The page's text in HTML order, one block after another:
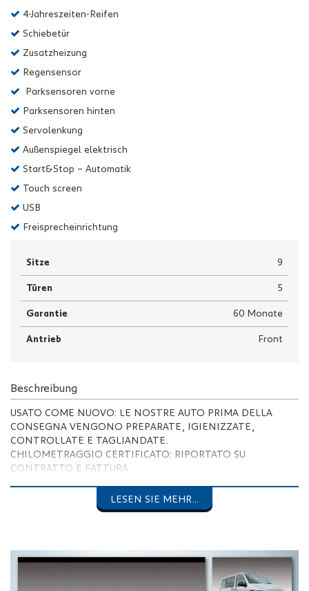
4-Jahreszeiten-Reifen
Schiebetür
Zusatzheizung
Regensensor
Parksensoren vorne
Parksensoren hinten
Servolenkung
Außenspiegel elektrisch
Start&Stop – Automatik
Touch screen
USB
Freisprecheinrichtung
Sitze 9
Türen 5
Garantie 60 Monate
Antrieb Front
Beschreibung
USATO COME NUOVO: LE NOSTRE AUTO PRIMA DELLA
CONSEGNA VENGONO PREPARATE, IGIENIZZATE,
CONTROLLATE E TAGLIANDATE.
CHILOMETRAGGIO CERTIFICATO: RIPORTATO SU
CONTRATTO E FATTURA.
GARANZIA EUROPEA.
SOLUZIONI FINANZIARIE SU MISURA: FINANZIAMENTO
SE SIETE INTERESSATI AD UNA PRIMA VALUTAZIONE
DELLA VOSTRA VETTURA SENZA IMPEGNO, BASTERÀ
COMUNICARCI MARCA, MODELLO, VERSIONE, MESE, ANNO
LESEN SIE MEHR...